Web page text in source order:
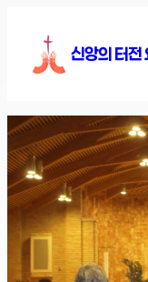
로
가
기
신앙의 터전